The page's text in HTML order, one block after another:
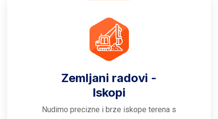
Zemljani radovi -
Iskopi
Nudimo precizne i brze iskope terena s